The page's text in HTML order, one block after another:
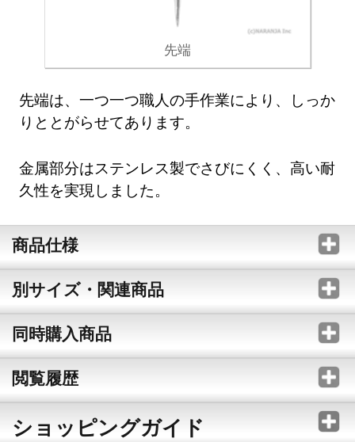
先端
先端は、一つ一つ職人の手作業により、しっか
りととがらせてあります。
金属部分はステンレス製でさびにくく、高い耐
久性を実現しました。
商品仕様
別サイズ・関連商品
同時購入商品
閲覧履歴
ショッピングガイド